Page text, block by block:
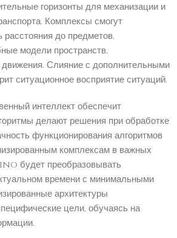
горизонты для механизации и
Комплексы смогут
расстояния до предметов,
модели пространств,
Слияние с дополнительными
ситуационное восприятие ситуаций.
интеллект обеспечит
делают решения при обработке
функционирования алгоритмов
комплексам в важных
будет преобразовывать
времени с минимальными
архитектуры
цели, обучаясь на